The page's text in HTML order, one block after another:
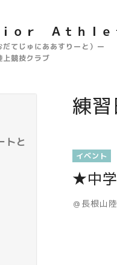
ｏｒ Ａｔｈｌｅ
てじゅにああすりーと）ー
競技クラブ
トと
練
イベント
★中
＠長根山